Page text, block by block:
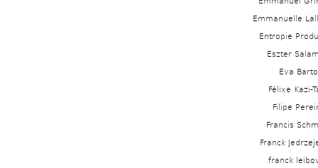
Emmanuelle
Entropie
Eszter
Eva Barto
Félixe Kazi-
Filipe
Francis
Franck
franck